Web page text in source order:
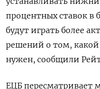
процентных ставок
будут играть более
решений о том,
нужен, сообщили
ЕЦБ пересматривает